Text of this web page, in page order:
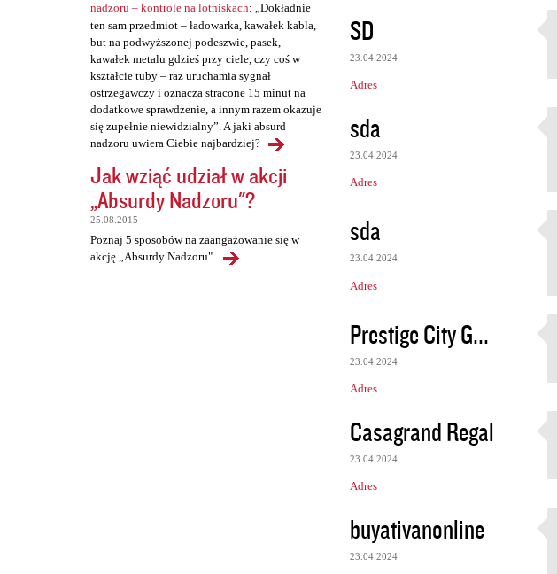
nadzoru – kontrole na lotniskach: „Dokładnie
ten sam przedmiot – ładowarka, kawałek kabla,
but na podwyższonej podeszwie, pasek,
kawałek metalu gdzieś przy ciele, czy coś w
kształcie tuby – raz uruchamia sygnał
ostrzegawczy i oznacza stracone 15 minut na
dodatkowe sprawdzenie, a innym razem okazuje
się zupełnie niewidzialny”. A jaki absurd
nadzoru uwiera Ciebie najbardziej?
Jak wziąć udział w akcji
„Absurdy Nadzoru"?
25.08.2015
Poznaj 5 sposobów na zaangażowanie się w
akcję „Absurdy Nadzoru".
SD
23.04.2024
Adres
sda
23.04.2024
Adres
sda
23.04.2024
Adres
Prestige City G...
23.04.2024
Adres
Casagrand Regal
23.04.2024
Adres
buyativanonline
23.04.2024